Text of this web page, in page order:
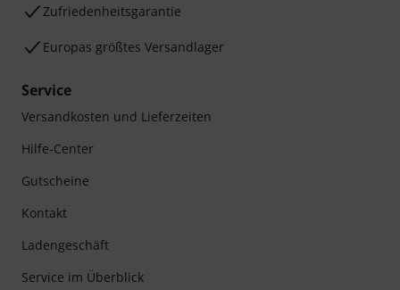
Zufriedenheitsgarantie
Europas größtes Versandlager
Service
Versandkosten und Lieferzeiten
Hilfe-Center
Gutscheine
Kontakt
Ladengeschäft
Service im Überblick